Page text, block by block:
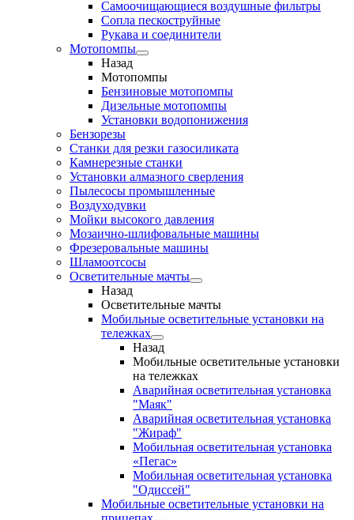
Самоочищающиеся воздушные фильтры
Сопла пескоструйные
Рукава и соединители
Мотопомпы
Назад
Мотопомпы
Бензиновые мотопомпы
Дизельные мотопомпы
Установки водопонижения
Бензорезы
Станки для резки газосиликата
Камнерезные станки
Установки алмазного сверления
Пылесосы промышленные
Воздуходувки
Мойки высокого давления
Мозаично-шлифовальные машины
Фрезеровальные машины
Шламоотсосы
Осветительные мачты
Назад
Осветительные мачты
Мобильные осветительные установки на
тележках
Назад
Мобильные осветительные установки
на тележках
Аварийная осветительная установка
"Маяк"
Аварийная осветительная установка
"Жираф"
Мобильная осветительная установка
«Пегас»
Мобильная осветительная установка
"Одиссей"
Мобильные осветительные установки на